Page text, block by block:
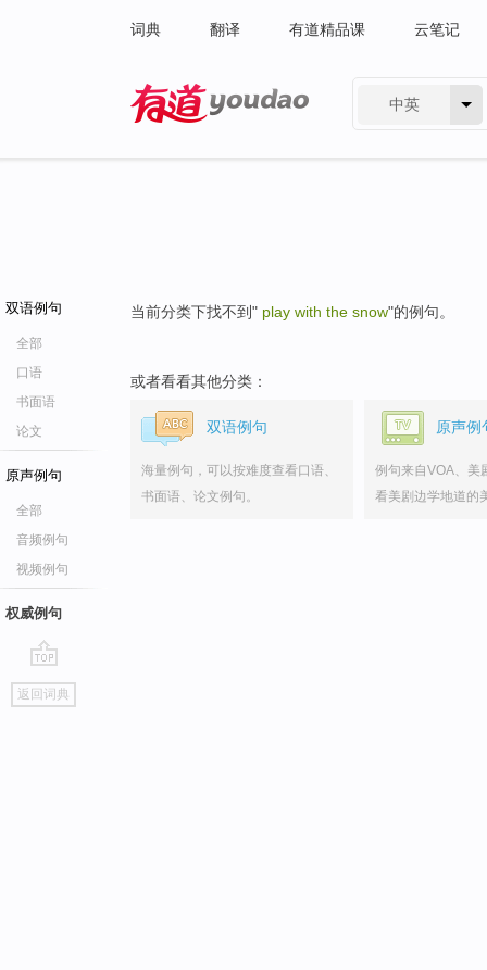
词典 翻译 有道精品课 云笔记
中英
双语例句
全部
口语
书面语
论文
原声例句
全部
音频例句
视频例句
权威例句
go
top
返回词典
当前分类下找不到" play with the snow"的例句。
或者看看其他分类：
双语例句
海量例句，可以按难度查看口语、
书面语、论文例句。
原声例
例句来自VOA、美
看美剧边学地道的